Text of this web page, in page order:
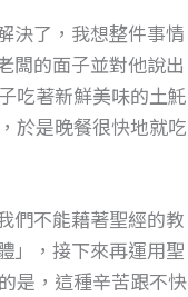
決了，我想整件事情
闆的面子並對他說出
吃著新鮮美味的土魠
於是晚餐很快地就吃
們不能藉著聖經的教
」，接下來再運用聖
是，這種辛苦跟不快